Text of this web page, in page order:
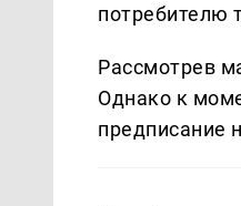
потребителю
Рассмотрев
Однако к
предписание